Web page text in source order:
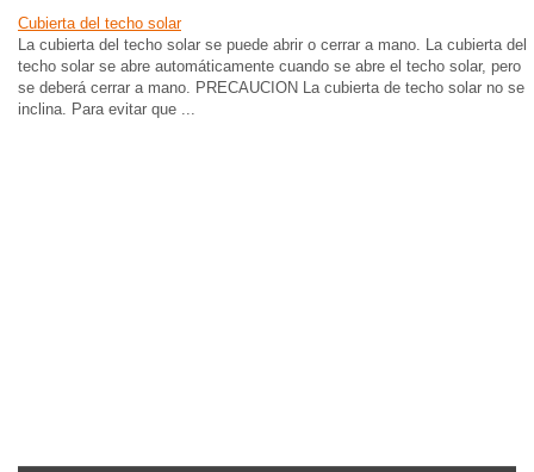
Cubierta del techo solar
La cubierta del techo solar se puede abrir o cerrar a mano. La cubierta del
techo solar se abre automáticamente cuando se abre el techo solar, pero
se deberá cerrar a mano. PRECAUCION La cubierta de techo solar no se
inclina. Para evitar que ...